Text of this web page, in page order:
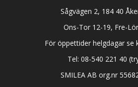
Sågvägen 2, 184 40
Ons-Tor 12-19, Fre-
För öppettider helgdagar se
Tel: 08-540 221 40
SMILEA AB org.nr